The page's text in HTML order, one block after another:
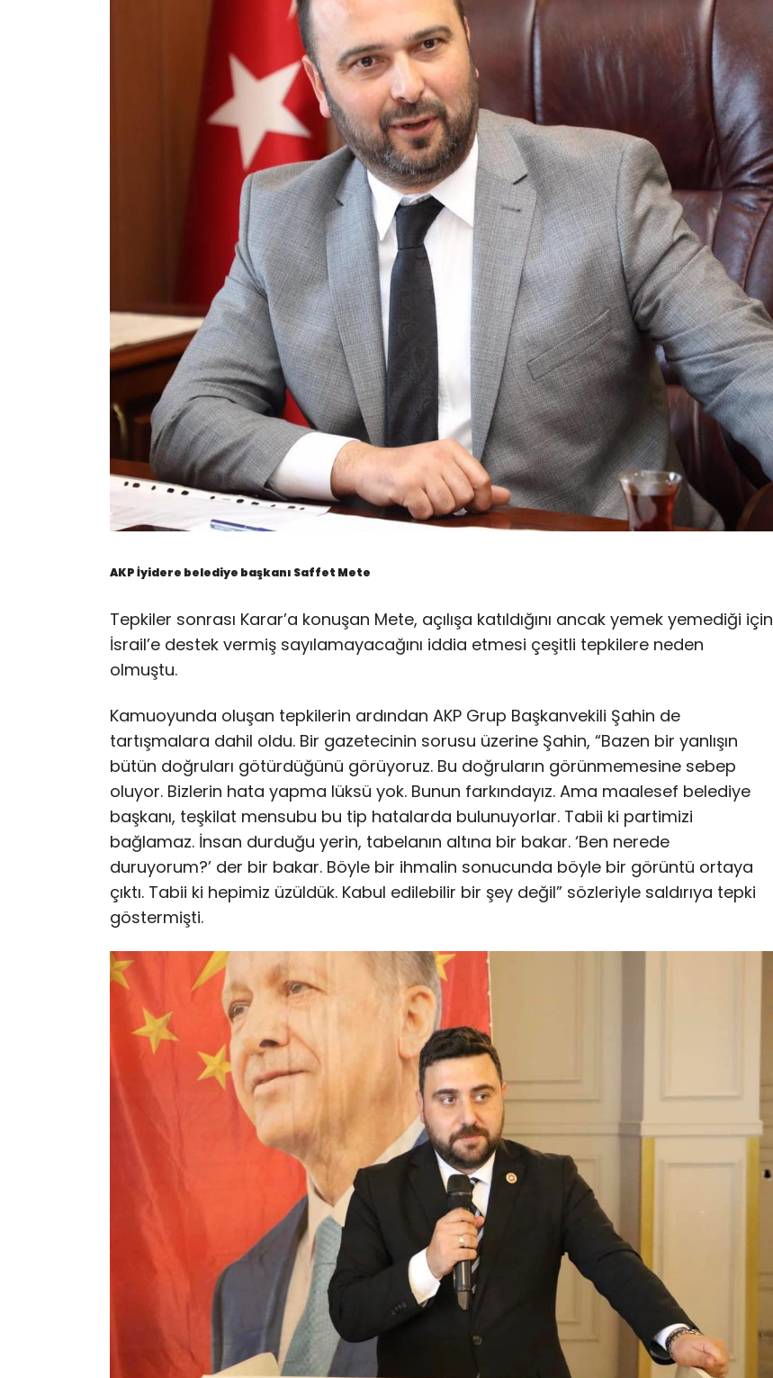
AKP İyidere belediye başkanı Saffet Mete
Tepkiler sonrası Karar’a konuşan Mete, açılışa katıldığını ancak yemek yemediği için
İsrail’e destek vermiş sayılamayacağını iddia etmesi çeşitli tepkilere neden
olmuştu.
Kamuoyunda oluşan tepkilerin ardından AKP Grup Başkanvekili Şahin de
tartışmalara dahil oldu. Bir gazetecinin sorusu üzerine Şahin, “Bazen bir yanlışın
bütün doğruları götürdüğünü görüyoruz. Bu doğruların görünmemesine sebep
oluyor. Bizlerin hata yapma lüksü yok. Bunun farkındayız. Ama maalesef belediye
başkanı, teşkilat mensubu bu tip hatalarda bulunuyorlar. Tabii ki partimizi
bağlamaz. İnsan durduğu yerin, tabelanın altına bir bakar. ‘Ben nerede
duruyorum?’ der bir bakar. Böyle bir ihmalin sonucunda böyle bir görüntü ortaya
çıktı. Tabii ki hepimiz üzüldük. Kabul edilebilir bir şey değil” sözleriyle saldırıya tepki
göstermişti.